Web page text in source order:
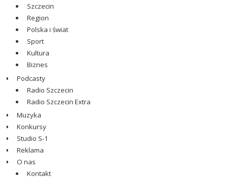
Szczecin
Region
Polska i świat
Sport
Kultura
Biznes
Podcasty
Radio Szczecin
Radio Szczecin Extra
Muzyka
Konkursy
Studio S-1
Reklama
O nas
Kontakt